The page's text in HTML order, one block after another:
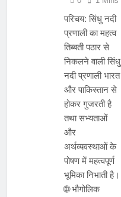
परिचय: सिंधु नदी
प्रणाली का महत्व
तिब्बती पठार से
निकलने वाली सिंधु
नदी प्रणाली भारत
और पाकिस्तान से
होकर गुजरती है
तथा सभ्यताओं
और
अर्थव्यवस्थाओं के
पोषण में महत्वपूर्ण
भूमिका निभाती है।
🌐 भौगोलिक